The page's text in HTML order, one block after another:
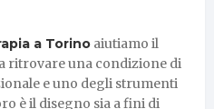
a Torino aiutiamo il
ritrovare una condizione di
e uno degli strumenti
è il disegno sia a fini di